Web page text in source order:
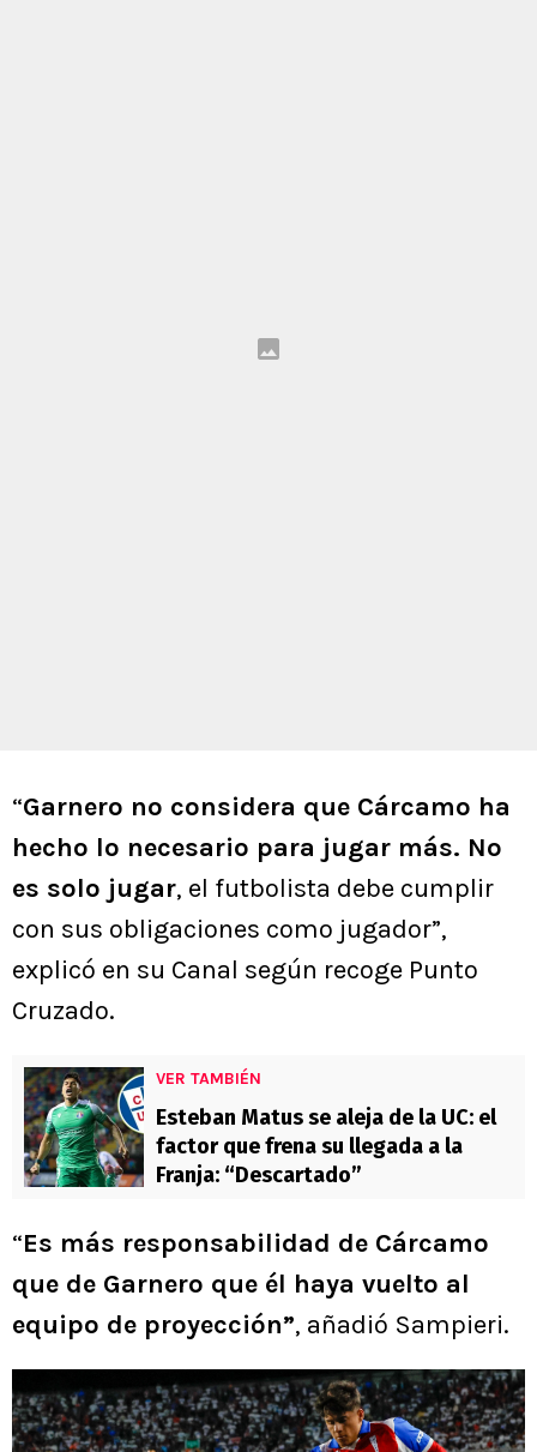
“Garnero no considera que Cárcamo ha
hecho lo necesario para jugar más. No
es solo jugar, el futbolista debe cumplir
con sus obligaciones como jugador”,
explicó en su Canal según recoge Punto
Cruzado.
VER TAMBIÉN
Esteban Matus se aleja de la UC: el
factor que frena su llegada a la
Franja: “Descartado”
“Es más responsabilidad de Cárcamo
que de Garnero que él haya vuelto al
equipo de proyección”, añadió Sampieri.